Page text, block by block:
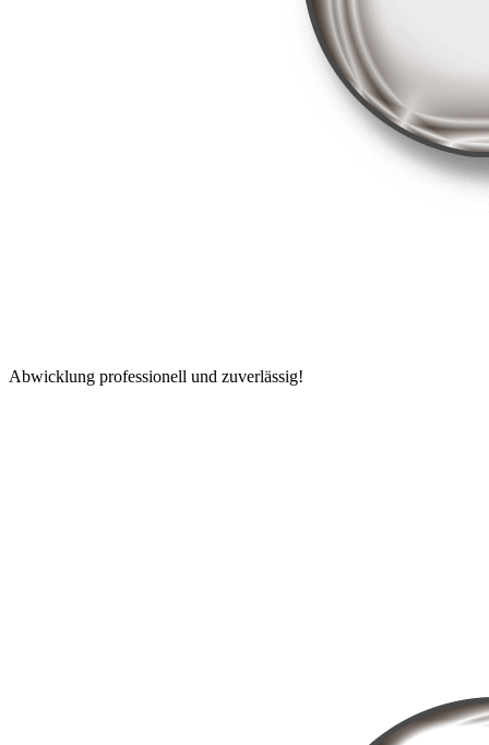
Abwicklung professionell und zuverlässig!